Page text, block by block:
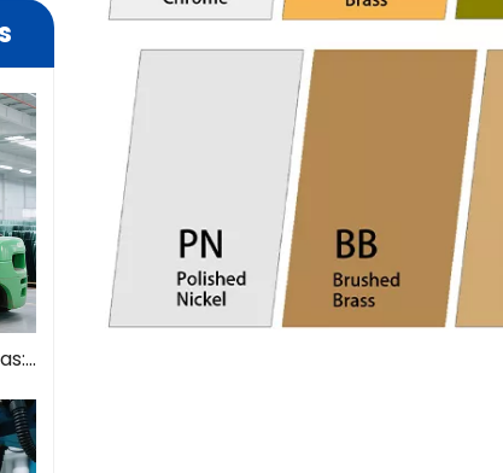
Sistemas de puertas correderas: guía completa de soluciones espaciales modernas